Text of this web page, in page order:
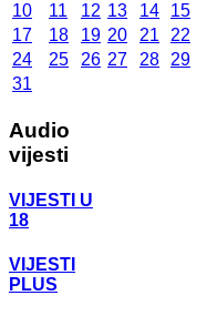
10
11 12 13 14 15
17
18 19 20 21 22
24
25 26 27 28 29
31
Audio
vijesti
VIJESTI U
18
VIJESTI
PLUS